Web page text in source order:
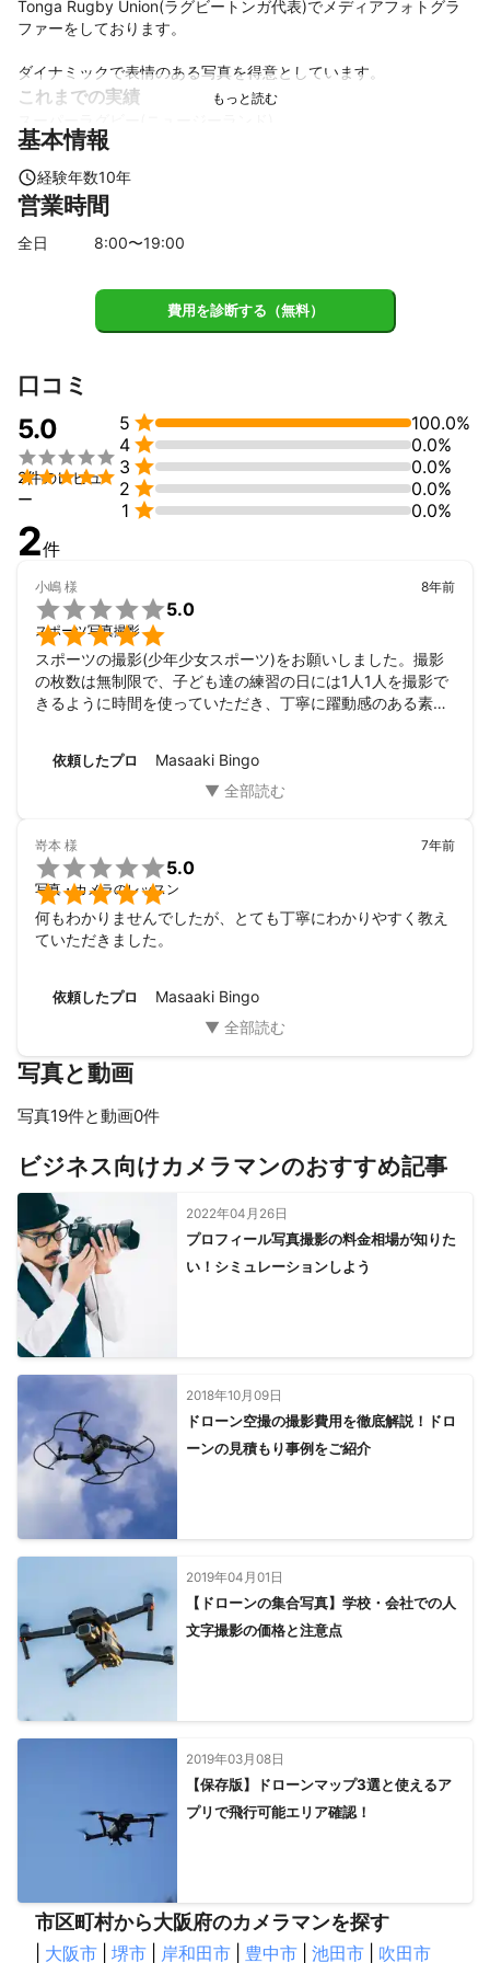
Tonga Rugby Union(ラグビートンガ代表)でメディアフォトグラ
ファーをしております。
ダイナミックで表情のある写真を得意としています。
これまでの実績
RWCトンガ代表チーム帯同
ジャパンラグビーリーグワン
ジャパンラグビートップリーグ
基本情報
経験年数10年
営業時間
全日 8:00〜19:00
費用を診断する（無料）
口コミ
5.0


2件のレビュ
ー
5 
100.0%
4 
0.0%
3 
0.0%
2 
0.0%
1  0.0%
2件
小嶋 様


5.0
スポーツ写真撮影
8年前
スポーツの撮影(少年少女スポーツ)をお願いしました。撮影
の枚数は無制限で、子ども達の練習の日には1人1人を撮影で
きるように時間を使っていただき、丁寧に躍動感のある素晴
事がない子ども達もとても喜んでいました。
予算も予定していた金額よりもお安くお見積もりしていただ
とうございました。また、是非撮影をお願いしたいと思って
います。
依頼したプロ Masaaki Bingo
嵜本 様


5.0
写真・カメラのレッスン
7年前
何もわかりませんでしたが、とても丁寧にわかりやすく教え
ていただきました。
依頼したプロ Masaaki Bingo
写真と動画
写真19件と動画0件
すべて見る
ビジネス向けカメラマンのおすすめ記事
2022年04月26日
プロフィール写真撮影の料金相場が知りた
い！シミュレーションしよう
2018年10月09日
ドローン空撮の撮影費用を徹底解説！ドロ
ーンの見積もり事例をご紹介
2019年04月01日
【ドローンの集合写真】学校・会社での人
文字撮影の価格と注意点
2019年03月08日
【保存版】ドローンマップ3選と使えるア
プリで飛行可能エリア確認！
市区町村から大阪府のカメラマンを探す
大阪市 堺市 岸和田市 豊中市 池田市 吹田市